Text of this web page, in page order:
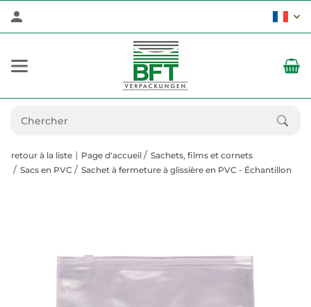
retour à la liste Page d'accueil
Sachets, films et cornets
Sacs en PVC
Sachet à fermeture à glissière en PVC - Échantillon